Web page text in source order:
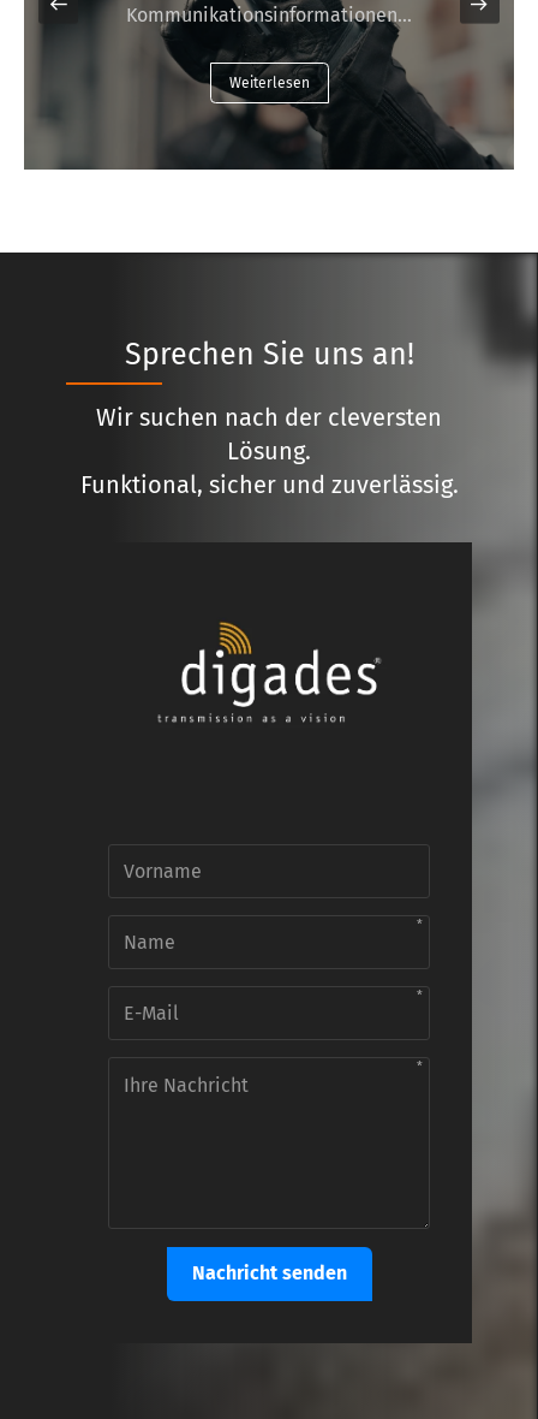
Kommunikationsinformationen…
Weiterlesen
Sprechen Sie uns an!
Wir suchen nach der cleversten
Lösung.
Funktional, sicher und zuverlässig.